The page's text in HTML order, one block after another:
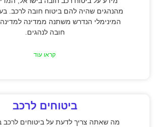
מהנהגים שהיה להם ביטוח חובה לרכב.
המינימלי הנדרש משתנה ממדינה
חובה לנהגים.
קראו עוד
ביטוחים לרכב
מה שאתה צריך לדעת על ביטוחים לרכב